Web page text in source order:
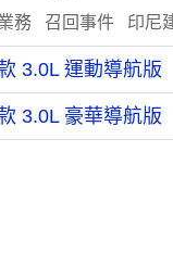
務 召回事件 印尼
3.0L 運動導航版
3.0L 豪華導航版